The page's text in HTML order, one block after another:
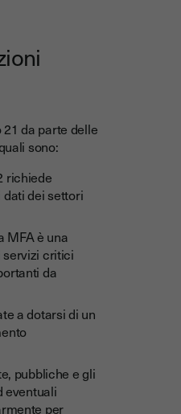
da parte delle
sono:
richiede
dei settori
MFA è una
servizi critici
da
a dotarsi di un
pubbliche e gli
eventuali
per